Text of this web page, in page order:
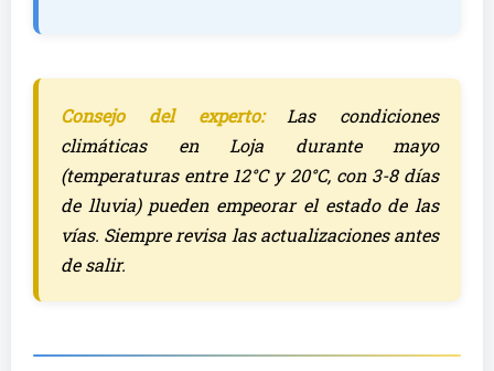
Consejo del experto:Las condiciones
climáticas en Loja durante mayo
(temperaturas entre 12°C y 20°C, con 3-8 días
de lluvia) pueden empeorar el estado de las
vías. Siempre revisa las actualizaciones antes
de salir.